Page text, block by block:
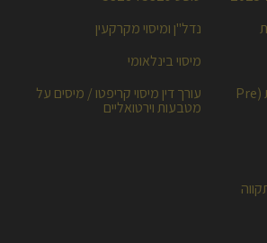
ערעור בתיקי מס הכנסה
טופס 5329 ו-5328
נדל"ן ומיסוי מקרקעין
מיסוי בינלאומי